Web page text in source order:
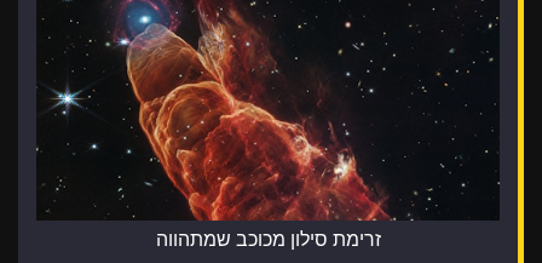
זרימת סילון מכוכב שמתהווה